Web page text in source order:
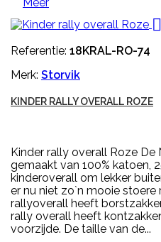

Referentie: 18KRAL-RO-74
Merk: Storvik
KINDER RALLY OVERALL ROZE
Kinder rally overall Roze De
gemaakt van 100% katoen,
kinderoverall om lekker
er nu niet zo`n mooie stoere
rallyoverall heeft
rally overall heeft
voorzijde. De taille van de...